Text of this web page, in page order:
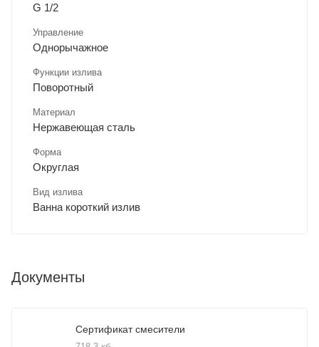
G 1/2
Управление
Однорычажное
Функции излива
Поворотный
Материал
Нержавеющая сталь
Форма
Округлая
Вид излива
Ванна короткий излив
Документы
Сертификат смесители